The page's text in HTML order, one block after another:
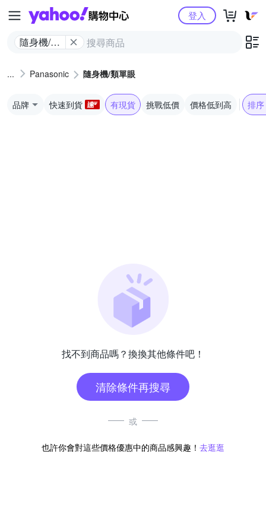
Yahoo購物中心
隨身機/類
登入
Panasonic 隨身機/類單眼
品牌 快速到貨 有現貨 挑戰低價 價格低到高 排序
找不到商品嗎？換換其他條件吧！
清除條件再搜尋
或
也許你會對這些價格優惠中的商品感興趣！ 去逛逛